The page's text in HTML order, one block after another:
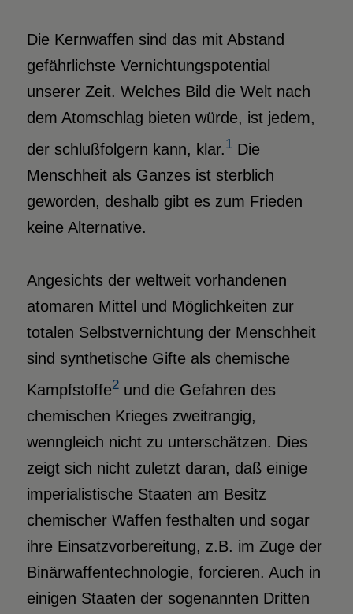
Die Kernwaffen sind das mit Abstand
gefährlichste Vernichtungspotential
unserer Zeit. Welches Bild die Welt nach
dem Atomschlag bieten würde, ist jedem,
der schlußfolgern kann, klar.1Die
Menschheit als Ganzes ist sterblich
geworden, deshalb gibt es zum Frieden
keine Alternative.
Angesichts der weltweit vorhandenen
atomaren Mittel und Möglichkeiten zur
totalen Selbstvernichtung der Menschheit
sind synthetische Gifte als chemische
Kampfstoffe2und die Gefahren des
chemischen Krieges zweitrangig,
wenngleich nicht zu unterschätzen. Dies
zeigt sich nicht zuletzt daran, daß einige
imperialistische Staaten am Besitz
chemischer Waffen festhalten und sogar
ihre Einsatzvorbereitung, z.B. im Zuge der
Binärwaffentechnologie, forcieren. Auch in
einigen Staaten der sogenannten Dritten